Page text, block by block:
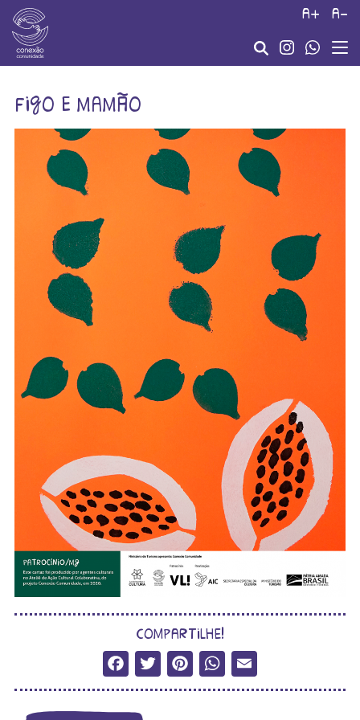
a+ a-
figo e mamão
compartilhe!
Facebook
Twitter
Pinterest
WhatsApp